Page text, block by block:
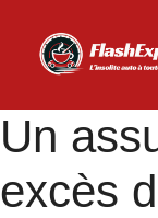
contenu
Un
excès